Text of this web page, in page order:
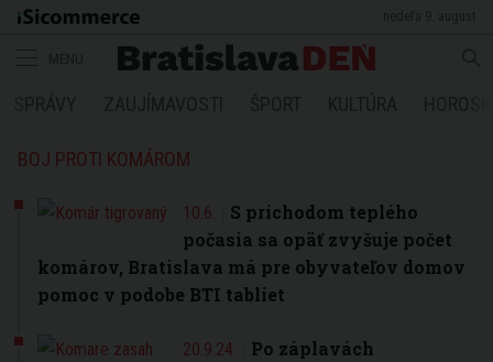
BOJ PROTI KOMÁROM
10.6.
S príchodom teplého
počasia sa opäť zvyšuje počet
komárov, Bratislava má pre obyvateľov domov
pomoc v podobe BTI tabliet
20.9.24.
Po záplavách